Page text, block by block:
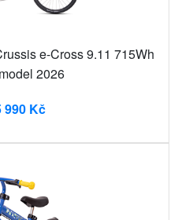
e-Cross 9.11 715Wh
2026
990 Kč